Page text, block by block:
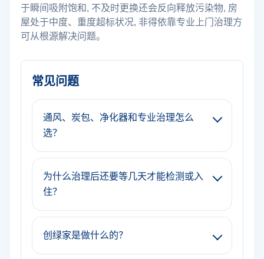
于瞬间吸附饱和, 不及时更换还会反向释放污染物, 房
屋处于中度、重度超标状况, 非得依靠专业上门治理方
可从根源解决问题。
常见问题
通风、炭包、净化器和专业治理怎么
选？
为什么治理后还要等几天才能检测或入
住？
创绿家是做什么的？